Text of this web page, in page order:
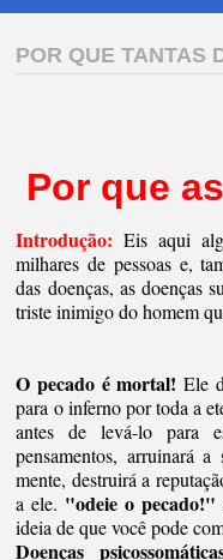
POR QUE TANTAS
Por que
Introdução: Eis aqui
milhares de pessoas e,
das doenças, as doenças
triste inimigo do homem
O pecado é mortal! Ele
para o inferno por toda a
antes de levá-lo para
pensamentos, arruinará
mente, destruirá a
a ele. "odeie o pecado!"
ideia de que você pode
Doenças